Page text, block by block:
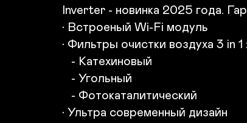
Inverter - новинка 2025 года.
• Встроеный Wi-Fi модуль
• Фильтры очистки воздуха 3 in 1 :
• Ультра современный дизайн